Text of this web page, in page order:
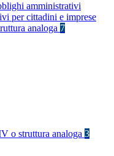
amministrativi
per cittadini e imprese
analoga 7
o struttura analoga 3